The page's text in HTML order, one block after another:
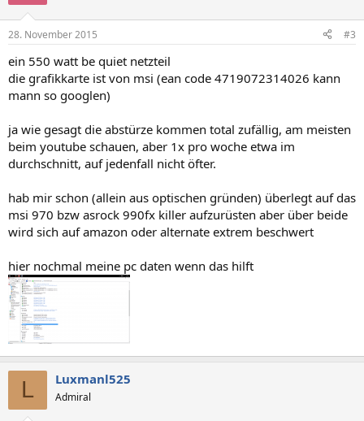
28. November 2015 #3
ein 550 watt be quiet netzteil
die grafikkarte ist von msi (ean code 4719072314026 kann
mann so googlen)
ja wie gesagt die abstürze kommen total zufällig, am meisten
beim youtube schauen, aber 1x pro woche etwa im
durchschnitt, auf jedenfall nicht öfter.
hab mir schon (allein aus optischen gründen) überlegt auf das
msi 970 bzw asrock 990fx killer aufzurüsten aber über beide
wird sich auf amazon oder alternate extrem beschwert
hier nochmal meine pc daten wenn das hilft
L Luxmanl525
Admiral